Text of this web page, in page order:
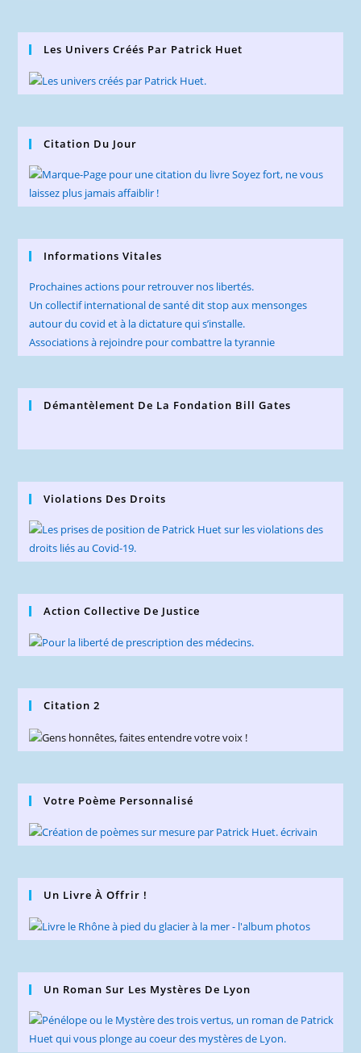
Les Univers Créés Par Patrick Huet
Citation Du Jour
Informations Vitales
Prochaines actions pour retrouver nos libertés.
Un collectif international de santé dit stop aux mensonges
autour du covid et à la dictature qui s’installe.
Associations à rejoindre pour combattre la tyrannie
Démantèlement De La Fondation Bill Gates
Violations Des Droits
Action Collective De Justice
Citation 2
Votre Poème Personnalisé
Un Livre À Offrir !
Un Roman Sur Les Mystères De Lyon